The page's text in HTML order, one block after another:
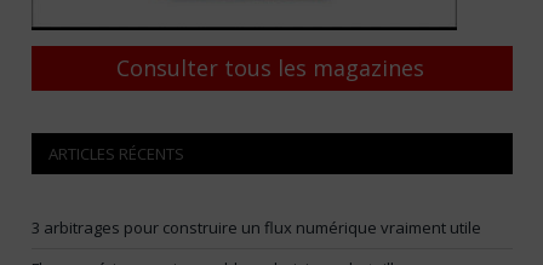
Consulter tous les magazines
ARTICLES RÉCENTS
3 arbitrages pour construire un flux numérique vraiment utile